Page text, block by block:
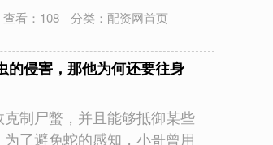
查看： 108 分类： 配资网首页
的侵害，那他为何还要往身
制尸蟞，并且能够抵御某些
了避免蛇的感知，小哥曾用